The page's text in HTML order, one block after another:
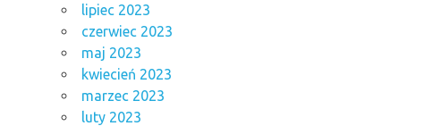
lipiec 2023
czerwiec 2023
maj 2023
kwiecień 2023
marzec 2023
luty 2023